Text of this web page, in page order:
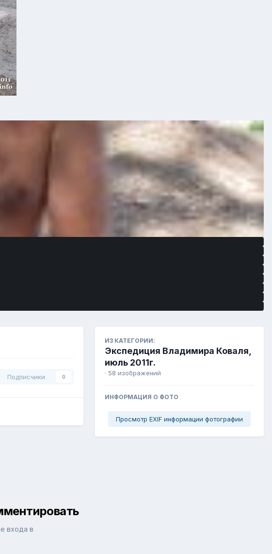
Подписчики 0
ИЗ КАТЕГОРИИ:
Экспедиция Владимира Коваля,
июль 2011г.
· 58 изображений
ИНФОРМАЦИЯ О ФОТО
Просмотр EXIF информации фотографии
входа в